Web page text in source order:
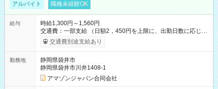
アルバイト 職種未経験OK
給与
時給1,300円～1,560円
交通費：一部支給 （日額2，450円を上限に、出勤日数に応じて
実費支給） ※22:00～翌5:00までは時給25%UP！ ■給与前払い
制度あり ※前払い額の上限あり、手数料無料（Amazon負担）
交通費別途支給あり
勤務地
静岡県袋井市
静岡県袋井市川井1408-1
アマゾンジャパン合同会社